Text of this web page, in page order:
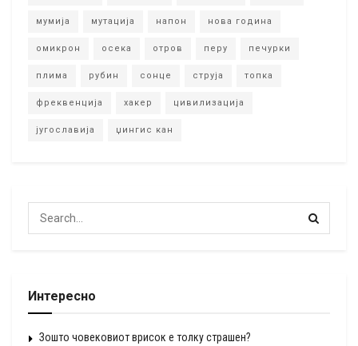
мумија мутација напон нова година
омикрон осека отров перу печурки
плима рубин сонце струја топка
фреквенција хакер цивилизација
југославија џингис кан
Интересно
Зошто човековиот врисок е толку страшен?